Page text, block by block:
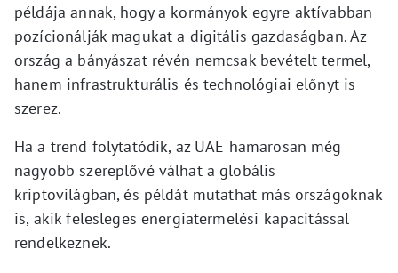
példája annak, hogy a kormányok egyre aktívabban
pozícionálják magukat a digitális gazdaságban. Az
ország a bányászat révén nemcsak bevételt termel,
hanem infrastrukturális és technológiai előnyt is
szerez.
Ha a trend folytatódik, az UAE hamarosan még
nagyobb szereplővé válhat a globális
kriptovilágban, és példát mutathat más országoknak
is, akik felesleges energiatermelési kapacitással
rendelkeznek.